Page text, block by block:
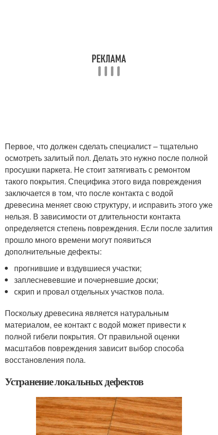
Первое, что должен сделать специалист – тщательно
осмотреть залитый пол. Делать это нужно после полной
просушки паркета. Не стоит затягивать с ремонтом
такого покрытия. Специфика этого вида повреждения
заключается в том, что после контакта с водой
древесина меняет свою структуру, и исправить этого уже
нельзя. В зависимости от длительности контакта
определяется степень повреждения. Если после залития
прошло много времени могут появиться
дополнительные дефекты:
прогнившие и вздувшиеся участки;
заплесневевшие и почерневшие доски;
скрип и провал отдельных участков пола.
Поскольку древесина является натуральным
материалом, ее контакт с водой может привести к
полной гибели покрытия. От правильной оценки
масштабов повреждения зависит выбор способа
восстановления пола.
Устранение локальных дефектов